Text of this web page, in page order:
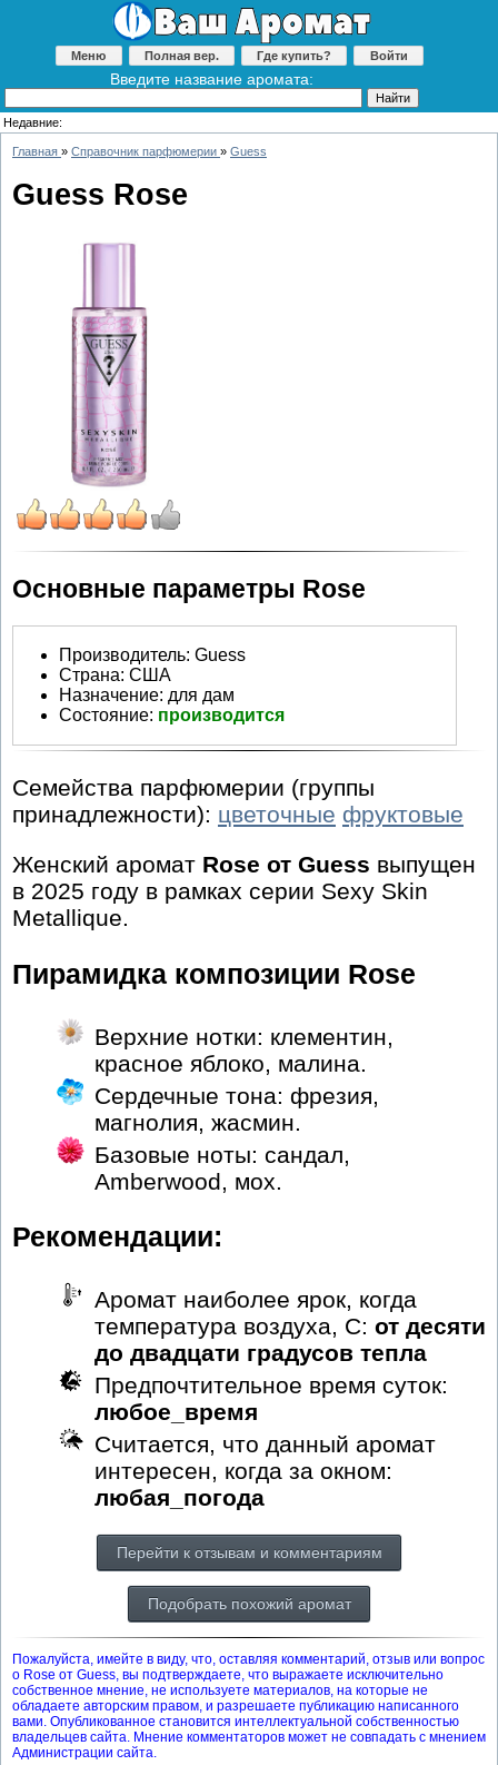
Меню Полная вер. Где купить? Войти
Введите название аромата:
Недавние:
Главная » Справочник парфюмерии » Guess
Guess Rose
Основные параметры Rose
Производитель: Guess
Страна: США
Назначение: для дам
Состояние: производится
Семейства парфюмерии (группы
принадлежности): цветочные фруктовые
Женский аромат Rose от Guess выпущен
в 2025 году в рамках серии Sexy Skin
Metallique.
Пирамидка композиции Rose
Верхние нотки: клементин,
красное яблоко, малина.
Сердечные тона: фрезия,
магнолия, жасмин.
Базовые ноты: сандал,
Amberwood, мох.
Рекомендации:
Аромат наиболее ярок, когда
температура воздуха, С: от десяти
до двадцати градусов тепла
Предпочтительное время суток:
любое_время
Считается, что данный аромат
интересен, когда за окном:
любая_погода
Перейти к отзывам и комментариям
Подобрать похожий аромат
Пожалуйста, имейте в виду, что, оставляя комментарий, отзыв или вопрос
о Rose от Guess, вы подтверждаете, что выражаете исключительно
собственное мнение, не используете материалов, на которые не
обладаете авторским правом, и разрешаете публикацию написанного
вами. Опубликованное становится интеллектуальной собственностью
владельцев сайта. Мнение комментаторов может не совпадать с мнением
Администрации сайта.